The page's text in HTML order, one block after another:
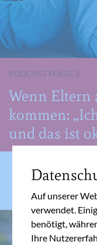
PODCAST FOLGE 2
Wenn Eltern
kommen:
und das ist
Auf unserer
verwendet.
benötigt,
Ihre